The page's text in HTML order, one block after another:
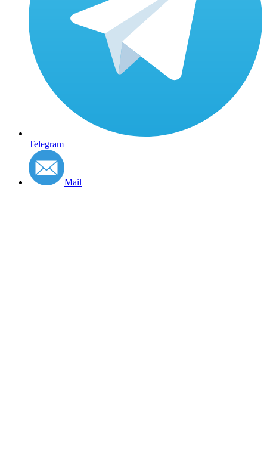
Telegram
Mail